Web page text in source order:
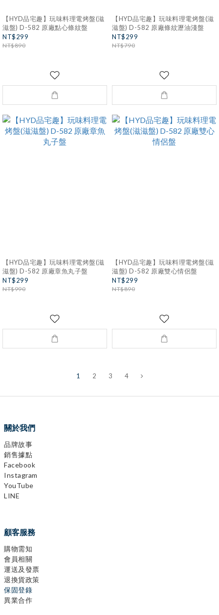
【HYD品宅趣】玩味料理電烤盤(滋
滋盤) D-582 原廠點心條紋盤
NT$299
NT$890
【HYD品宅趣】玩味料理電烤盤(滋
滋盤) D-582 原廠條紋瀝油淺盤
NT$299
NT$790
【HYD品宅趣】玩味料理電烤盤(滋
滋盤) D-582 原廠章魚丸子盤
NT$299
NT$990
【HYD品宅趣】玩味料理電烤盤(滋
滋盤) D-582 原廠雙心情侶盤
NT$299
NT$890
1 2 3 4
關於我們
品牌故事
銷售據點
Facebook
Instagram
YouTube
LINE
顧客服務
購物需知
會員相關
運送及發票
退換貨政策
保固登錄
異業合作